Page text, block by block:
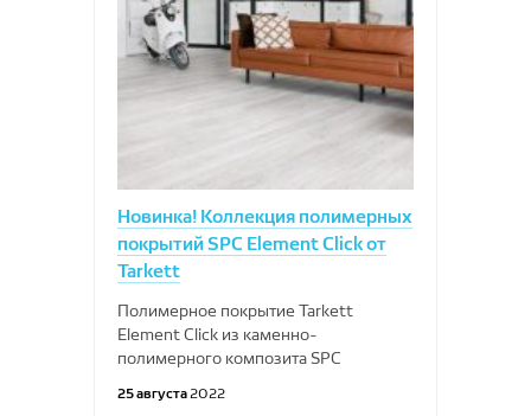
Новинка! Коллекция полимерных
покрытий SPC Element Click от
Tarkett
Полимерное покрытие Tarkett
Element Click из каменно-
полимерного композита SPC
25 августа2022